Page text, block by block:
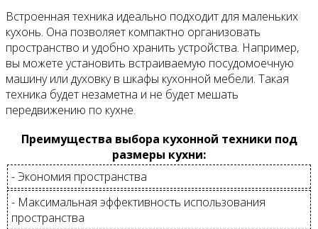
Встроенная техника идеально подходит для маленьких
кухонь. Она позволяет компактно организовать
пространство и удобно хранить устройства. Например,
вы можете установить встраиваемую посудомоечную
машину или духовку в шкафы кухонной мебели. Такая
техника будет незаметна и не будет мешать
передвижению по кухне.
Преимущества выбора кухонной техники под
размеры кухни:
- Экономия пространства
- Максимальная эффективность использования
пространства